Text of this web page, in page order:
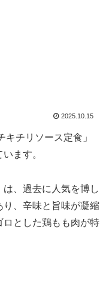
2025.10.15
チリソース定食」
ます。
、過去に人気を博し
、辛味と旨味が凝縮
ロとした鶏もも肉が特